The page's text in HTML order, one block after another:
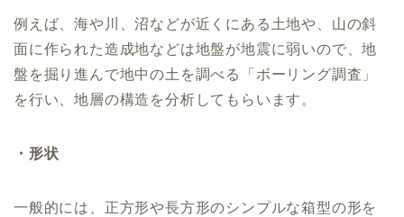
例えば、海や川、沼などが近くにある土地や、山の斜
面に作られた造成地などは地盤が地震に弱いので、地
盤を掘り進んで地中の土を調べる「ボーリング調査」
を行い、地層の構造を分析してもらいます。
・形状
一般的には、正方形や長方形のシンプルな箱型の形を